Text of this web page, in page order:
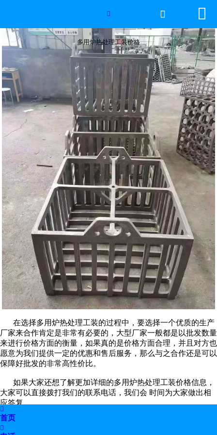
网站首页
2026年国际足联世界杯
产品中心
服务优势
新闻资讯
工程案例
厂容厂景
荣誉资质
联系我们

多用炉热处理工装价格
 
多用炉热处理工装价格
在选择多用炉热处理工装的过程中，要选择一个优质的生产
厂家来合作肯定是非常有必要的，大型厂家一般都是以批发数量
来进行价格方面的衡量，如果真的是价格方面合理，并且对方也
愿意为我们提供一定的优惠和售后服务，那么与之合作还是可以
保障好批发的非常高性价比。
如果大家还想了解更加详细的多用炉热处理工装价格信息，
大家可以直接拨打我们的联系电话，我们会 时间为大家做出相
应答复。
上一篇：
下一篇：

首页
